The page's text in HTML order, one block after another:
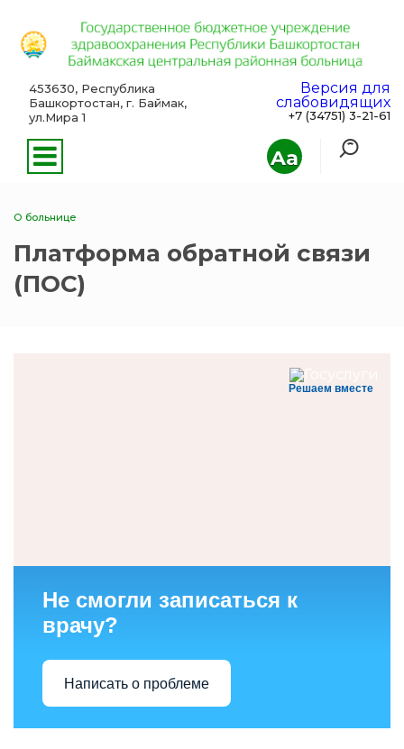
Aa
453630, Республика
Башкортостан, г. Баймак,
ул.Мира 1
Версия для
слабовидящих
+7 (34751) 3-21-61
О больнице
Платформа обратной связи
(ПОС)
Решаем вместе
Не смогли записаться к
врачу?
Написать о проблеме